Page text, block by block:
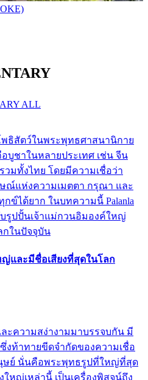
ALL
พธิสัตว์ในพระพุทธศาสนานิกาย
บูชาในหลายประเทศ เช่น จีน
วมทั้งไทย โดยมีความเชื่อว่า
ณ์แห่งความเมตตา กรุณา และ
ข์ได้ยาก ในบทความนี้ Palanla
รูปปั้นเจ้าแม่กวนอิมองค์ใหญ่
กในปัจจุบัน
และมีชื่อเสียงที่สุดในโลก
ะความสง่างามมาบรรจบกัน มี
งท้าทายขีดจำกัดของความเชื่อ
ษย์ นั่นคือพระพุทธรูปที่ใหญ่ที่สุด
ใหญ่เหล่านี้ เป็นเครื่องพิสูจน์ถึง